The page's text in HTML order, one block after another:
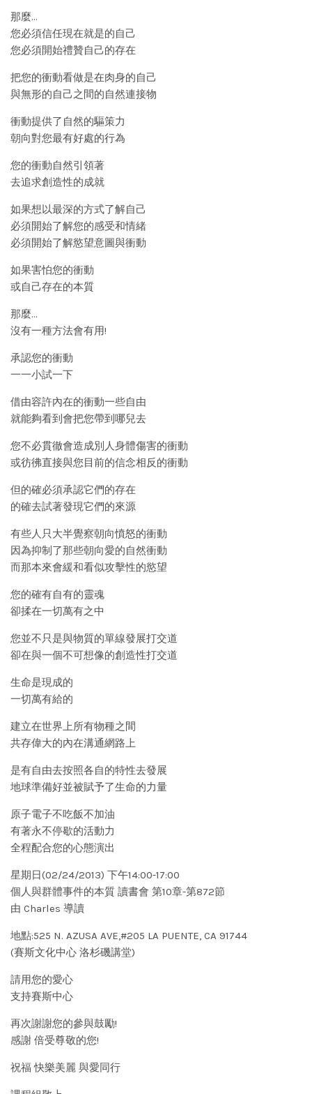
那麼…
您必須信任現在就是的自己
您必須開始禮贊自己的存在
把您的衝動看做是在肉身的自己
與無形的自己之間的自然連接物
衝動提供了自然的驅策力
朝向對您最有好處的行為
您的衝動自然引領著
去追求創造性的成就
如果想以最深的方式了解自己
必須開始了解您的感受和情緒
必須開始了解慾望意圖與衝動
如果害怕您的衝動
或自己存在的本質
那麼…
沒有一種方法會有用!
承認您的衝動
一一小試一下
借由容許內在的衝動一些自由
就能夠看到會把您帶到哪兒去
您不必貫徹會造成別人身體傷害的衝動
或彷彿直接與您目前的信念相反的衝動
但的確必須承認它們的存在
的確去試著發現它們的來源
有些人只大半覺察朝向憤怒的衝動
因為抑制了那些朝向愛的自然衝動
而那本來會緩和看似攻擊性的慾望
您的確有自有的靈魂
卻揉在一切萬有之中
您並不只是與物質的單線發展打交道
卻在與一個不可想像的創造性打交道
生命是現成的
一切萬有給的
建立在世界上所有物種之間
共存偉大的內在溝通網路上
是有自由去按照各自的特性去發展
地球準備好並被賦予了生命的力量
原子電子不吃飯不加油
有著永不停歇的活動力
全程配合您的心態演出
星期日(02/24/2013) 下午14:00-17:00
個人與群體事件的本質 讀書會 第10章-第872節
由 Charles 導讀
地點:525 N. AZUSA AVE,#205 LA PUENTE, CA 91744
(賽斯文化中心 洛杉磯講堂)
請用您的愛心
支持賽斯中心
再次謝謝您的參與鼓勵!
感謝 倍受尊敬的您!
祝福 快樂美麗 與愛同行